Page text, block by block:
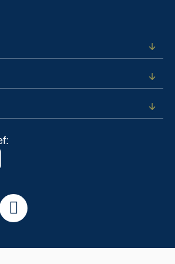
Open
voor
Open
voor
Open